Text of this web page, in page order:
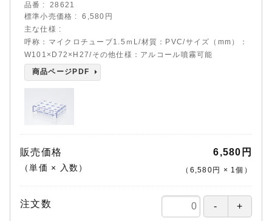
品番
28621
標準小売価格
6,580円
主な仕様
呼称：マイクロチューブ1.5ｍL/材質：PVC/サイズ（mm）：
W101×D72×H27/その他仕様：アルコール噴霧可能
商品ページPDF
販売価格
（単価 × 入数）
6,580円
（ 6,580円 × 1個 ）
注文数